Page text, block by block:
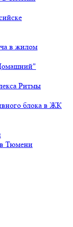
в жилом
Ритмы
блока в ЖК
Тюмени